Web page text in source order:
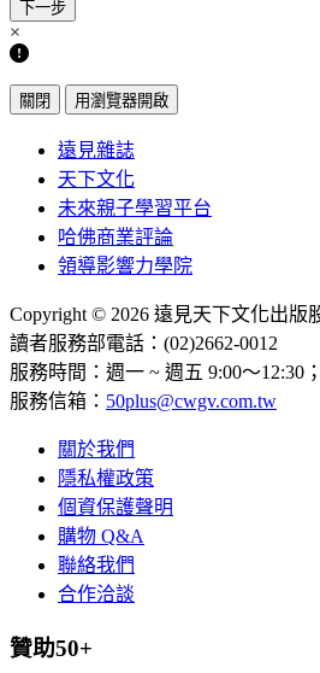
×
關閉 用瀏覽器開啟
遠見雜誌
天下文化
未來親子學習平台
哈佛商業評論
領導影響力學院
Copyright © 2026 遠見天下文化出版
讀者服務部電話：(02)2662-0012
服務時間：週一 ~ 週五 9:00～12:30
服務信箱： 50plus@cwgv.com.tw
關於我們
隱私權政策
個資保護聲明
購物 Q&A
聯絡我們
合作洽談
贊助50+